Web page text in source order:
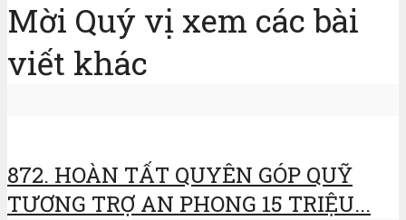
Mời Quý vị xem các bài
viết khác
872. HOÀN TẤT QUYÊN GÓP QUỸ
TƯƠNG TRỢ AN PHONG 15 TRIỆU...